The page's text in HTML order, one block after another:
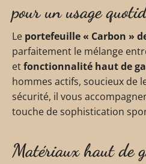
pour un usage
Le portefeuille « Carbon » de
parfaitement le mélange
etfonctionnalité haut de
hommes actifs, soucieux de
sécurité, il vous
touche de sophistication
Matériaux haut de